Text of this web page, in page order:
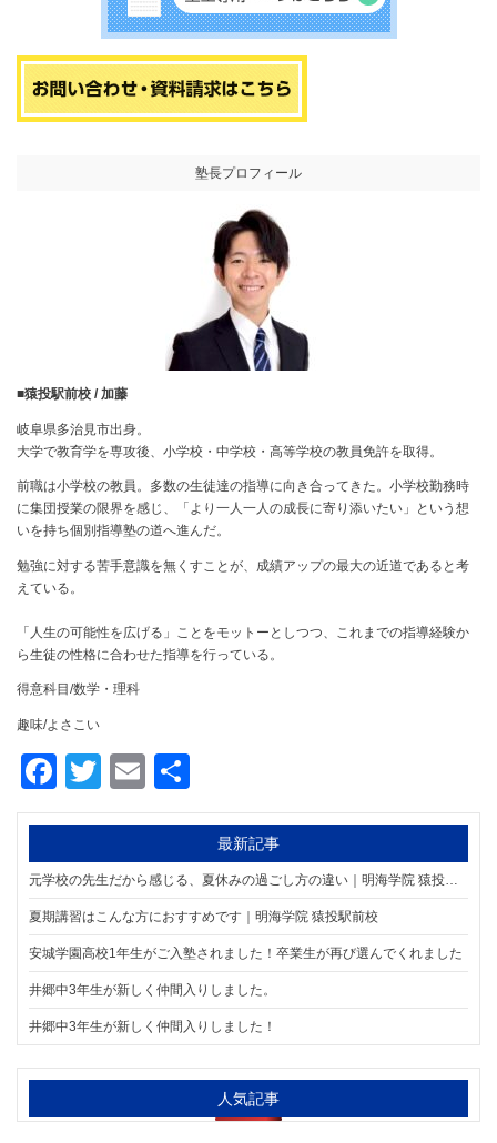
塾長プロフィール
■猿投駅前校 / 加藤
岐阜県多治見市出身。
大学で教育学を専攻後、小学校・中学校・高等学校の教員免許を取得。
前職は小学校の教員。多数の生徒達の指導に向き合ってきた。小学校勤務時
に集団授業の限界を感じ、「より一人一人の成長に寄り添いたい」という想
いを持ち個別指導塾の道へ進んだ。
勉強に対する苦手意識を無くすことが、成績アップの最大の近道であると考
えている。
「人生の可能性を広げる」ことをモットーとしつつ、これまでの指導経験か
ら生徒の性格に合わせた指導を行っている。
得意科目/数学・理科
趣味/よさこい
Facebook
Twitter
Email
有
最新記事
夏期講習はこんな方におすすめです｜明海学院 猿投駅前校
安城学園高校1年生がご入塾されました！卒業生が再び選んでくれました
井郷中3年生が新しく仲間入りしました。
井郷中3年生が新しく仲間入りしました！
人気記事